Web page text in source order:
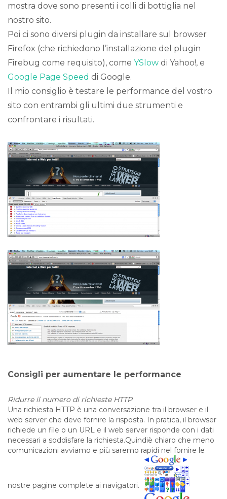
mostra dove sono presenti i colli di bottiglia nel
nostro sito.
Poi ci sono diversi plugin da installare sul browser
Firefox (che richiedono l’installazione del plugin
Firebug come requisito), come YSlow di Yahoo!, e
Google Page Speed di Google.
Il mio consiglio è testare le performance del vostro
sito con entrambi gli ultimi due strumenti e
confrontare i risultati.
Consigli per aumentare le performance
Ridurre il numero di richieste HTTP
Una richiesta HTTP è una conversazione tra il browser e il
web server che deve fornire la risposta. In pratica, il browser
richiede un file o un URL e il web server risponde con i dati
necessari a soddisfare la richiesta.Quindiè chiaro che meno
comunicazioni avviamo e più saremo rapidi nel fornire le
nostre pagine complete ai navigatori.